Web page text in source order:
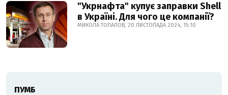
"Укрнафта" купує заправки Shell
в Україні. Для чого це компанії?
МИКОЛА ТОПАЛОВ, 20 ЛИСТОПАДА 2024, 15:10
ПУМБ